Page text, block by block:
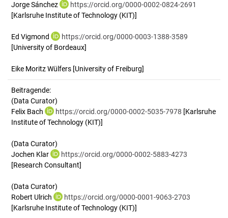
Jorge Sánchez
https://orcid.org/0000-0002-0824-2691
[Karlsruhe Institute of Technology (KIT)]
Ed Vigmond
https://orcid.org/0000-0003-1388-3589
[University of Bordeaux]
Eike Moritz Wülfers [University of Freiburg]
Beitragende:
(Data Curator)
Felix Bach
https://orcid.org/0000-0002-5035-7978 [Karlsruhe
Institute of Technology (KIT)]
(Data Curator)
Jochen Klar
https://orcid.org/0000-0002-5883-4273
[Research Consultant]
(Data Curator)
Robert Ulrich
https://orcid.org/0000-0001-9063-2703
[Karlsruhe Institute of Technology (KIT)]